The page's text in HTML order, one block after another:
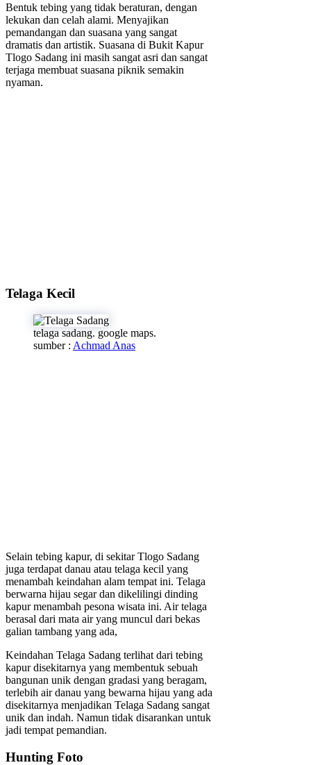
Bentuk tebing yang tidak beraturan, dengan
lekukan dan celah alami. Menyajikan
pemandangan dan suasana yang sangat
dramatis dan artistik. Suasana di Bukit Kapur
Tlogo Sadang ini masih sangat asri dan sangat
terjaga membuat suasana piknik semakin
nyaman.
Telaga Kecil
telaga sadang. google maps.
sumber : Achmad Anas
Selain tebing kapur, di sekitar Tlogo Sadang
juga terdapat danau atau telaga kecil yang
menambah keindahan alam tempat ini. Telaga
berwarna hijau segar dan dikelilingi dinding
kapur menambah pesona wisata ini. Air telaga
berasal dari mata air yang muncul dari bekas
galian tambang yang ada,
Keindahan Telaga Sadang terlihat dari tebing
kapur disekitarnya yang membentuk sebuah
bangunan unik dengan gradasi yang beragam,
terlebih air danau yang bewarna hijau yang ada
disekitarnya menjadikan Telaga Sadang sangat
unik dan indah. Namun tidak disarankan untuk
jadi tempat pemandian.
Hunting Foto